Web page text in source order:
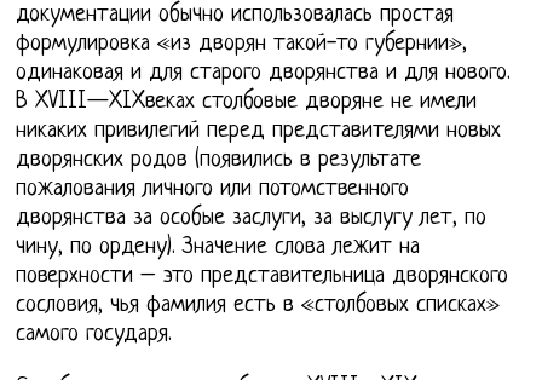
документации обычно использовалась простая
формулировка «из дворян такой-то губернии»,
одинаковая и для старого дворянства и для нового.
В XVIII—XIXвеках столбовые дворяне не имели
никаких привилегий перед представителями новых
дворянских родов (появились в результате
пожалования личного или потомственного
дворянства за особые заслуги, за выслугу лет, по
чину, по ордену). Значение слова лежит на
поверхности – это представительница дворянского
сословия, чья фамилия есть в «столбовых списках»
самого государя.